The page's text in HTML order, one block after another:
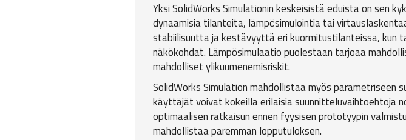
Yksi SolidWorks Simulationin keskeisistä eduista on sen
dynaamisia tilanteita, lämpösimulointia tai
stabiilisuutta ja kestävyyttä eri kuormitustilanteissa, kun
näkökohdat. Lämpösimulaatio puolestaan tarjoaa
mahdolliset ylikuumenemisriskit.
SolidWorks Simulation mahdollistaa myös
käyttäjät voivat kokeilla erilaisia suunnitteluvaihtoehtoja
optimaalisen ratkaisun ennen fyysisen prototyypin
mahdollistaa paremman lopputuloksen.